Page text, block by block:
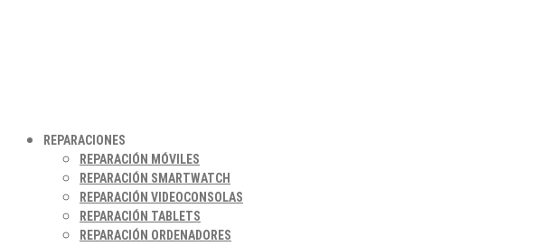
REPARACIONES
REPARACIÓN MÓVILES
REPARACIÓN SMARTWATCH
REPARACIÓN VIDEOCONSOLAS
REPARACIÓN TABLETS
REPARACIÓN ORDENADORES